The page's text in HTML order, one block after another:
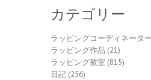
カテゴリー
ラッピングコーディネータ
ラッピング作品 (21)
ラッピング教室 (815)
日記 (256)